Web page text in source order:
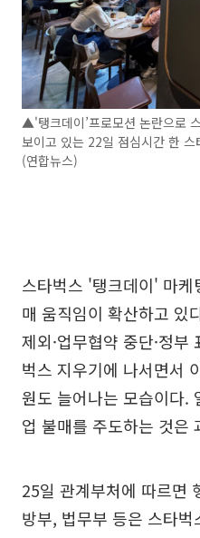
▲'탱크데이’프로모션 논란으로
보이고 있는 22일 점심시간 한
(연합뉴스)
스타벅스 '탱크데이' 마
매 움직임이 확산하고 있
제외·업무협약 중단·정
벅스 지우기에 나서면서
원도 늘어나는 모습이다.
업 불매를 주도하는 것은
25일 관계부처에 따르면
방부, 법무부 등은 스타